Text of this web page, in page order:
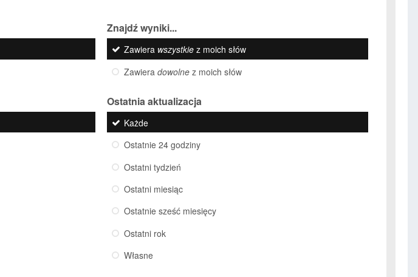
Znajdź wyniki...
Zawiera wszystkiez moich słów
Zawiera dowolnez moich słów
Ostatnia aktualizacja
Każde
Ostatnie 24 godziny
Ostatni tydzień
Ostatni miesiąc
Ostatnie sześć miesięcy
Ostatni rok
Własne